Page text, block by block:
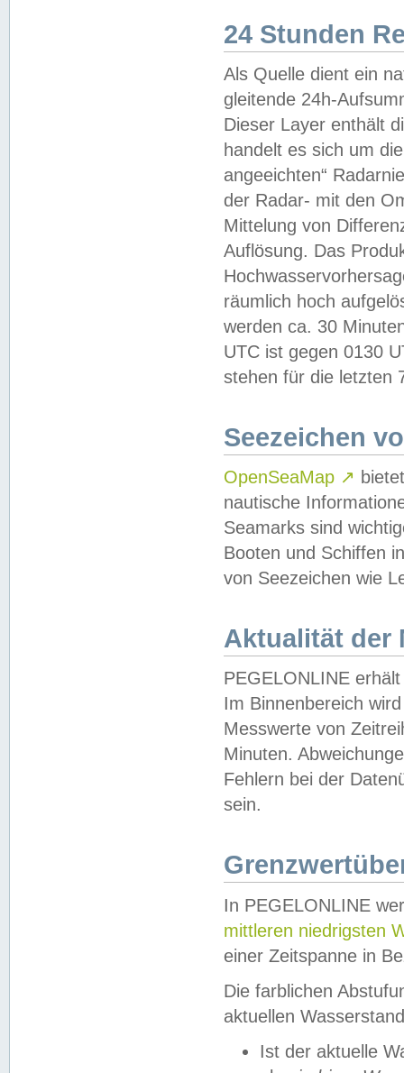
24 Stunden
Als Quelle dient ein
gleitende 24h-
Dieser Layer enthält
handelt es sich um
angeeichten“
der Radar- mit den
Mittelung von
Auflösung. Das
räumlich hoch
werden ca. 30
UTC ist gegen 0130
stehen für die letzten
Seezeichen
OpenSeaMap ↗
nautische
Seamarks sind
Booten und Schiffen
von Seezeichen wie
Aktualität der
PEGELONLINE
Im Binnenbereich
Messwerte von
Minuten.
Fehlern bei der
sein.
In PEGELONLINE
mittleren niedrigsten
einer Zeitspanne in
Die farblichen
aktuellen
Ist der aktuelle